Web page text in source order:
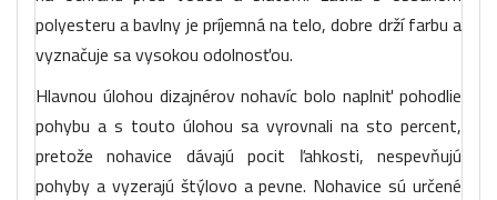
polyesteru a bavlny je príjemná na telo, dobre drží farbu a
vyznačuje sa vysokou odolnosťou.
Hlavnou úlohou dizajnérov nohavíc bolo naplniť pohodlie
pohybu a s touto úlohou sa vyrovnali na sto percent,
pretože nohavice dávajú pocit ľahkosti, nespevňujú
pohyby a vyzerajú štýlovo a pevne. Nohavice sú určené